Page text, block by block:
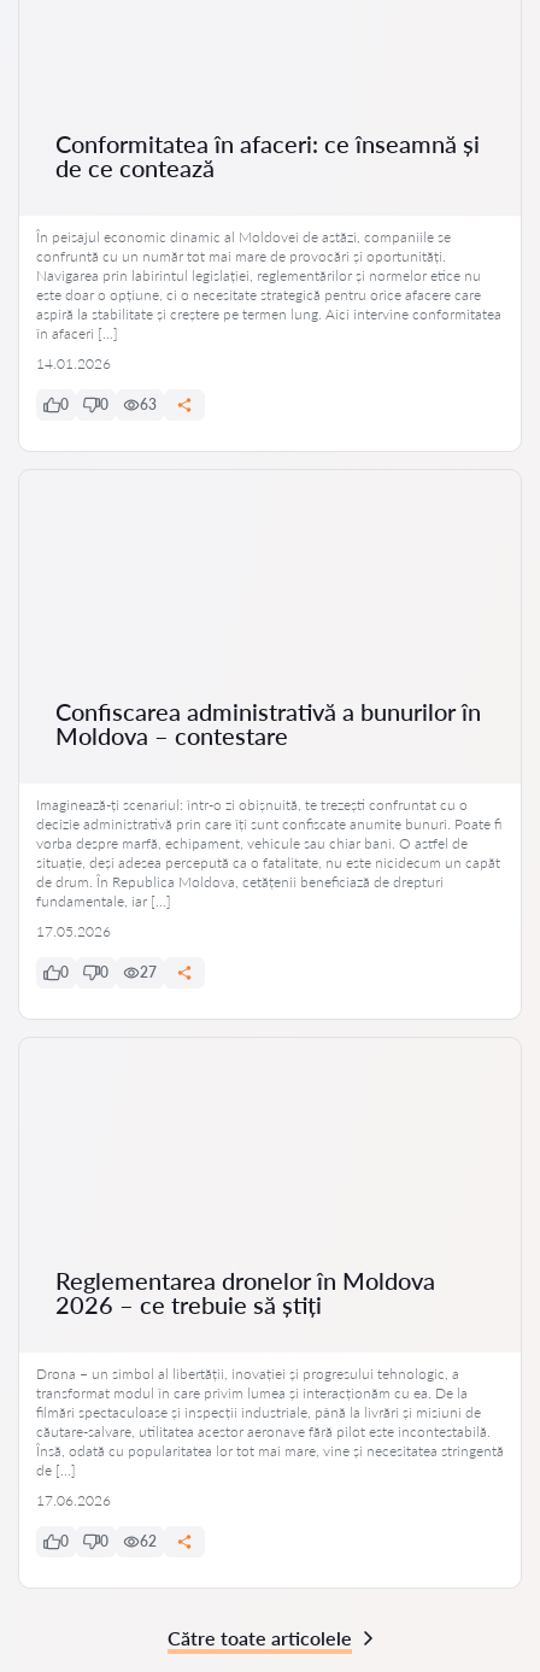
Conformitatea în afaceri: ce înseamnă și
de ce contează
În peisajul economic dinamic al Moldovei de astăzi, companiile se
confruntă cu un număr tot mai mare de provocări și oportunități.
Navigarea prin labirintul legislației, reglementărilor și normelor etice nu
este doar o opțiune, ci o necesitate strategică pentru orice afacere care
aspiră la stabilitate și creștere pe termen lung. Aici intervine conformitatea
în afaceri […]
14.01.2026
0 0 63
Confiscarea administrativă a bunurilor în
Moldova – contestare
Imaginează-ți scenariul: într-o zi obișnuită, te trezești confruntat cu o
decizie administrativă prin care îți sunt confiscate anumite bunuri. Poate fi
vorba despre marfă, echipament, vehicule sau chiar bani. O astfel de
situație, deși adesea percepută ca o fatalitate, nu este nicidecum un capăt
de drum. În Republica Moldova, cetățenii beneficiază de drepturi
fundamentale, iar […]
17.05.2026
0 0 27
Reglementarea dronelor în Moldova
2026 – ce trebuie să știți
Drona – un simbol al libertății, inovației și progresului tehnologic, a
transformat modul în care privim lumea și interacționăm cu ea. De la
filmări spectaculoase și inspecții industriale, până la livrări și misiuni de
căutare-salvare, utilitatea acestor aeronave fără pilot este incontestabilă.
Însă, odată cu popularitatea lor tot mai mare, vine și necesitatea stringentă
de […]
17.06.2026
0 0 62
Către toate articolele